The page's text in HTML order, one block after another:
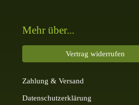
Mehr über...
Vertrag widerrufen
Zahlung & Versand
Datenschutzerklärung